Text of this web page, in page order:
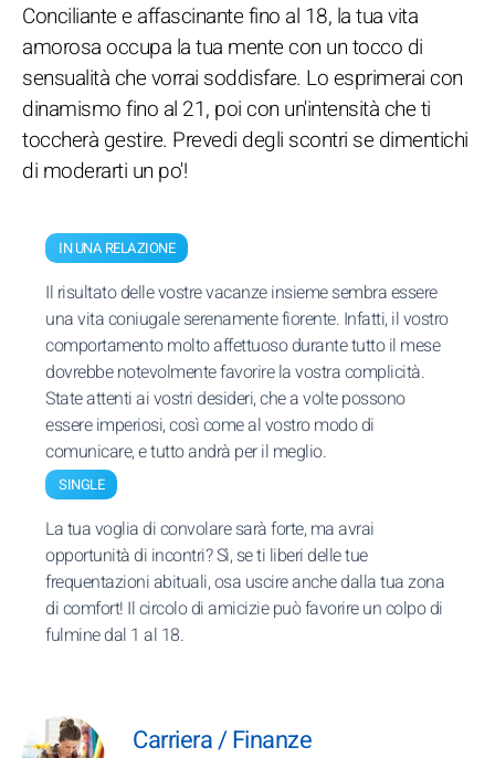
Conciliante e affascinante fino al 18, la tua vita
amorosa occupa la tua mente con un tocco di
sensualità che vorrai soddisfare. Lo esprimerai con
dinamismo fino al 21, poi con un'intensità che ti
toccherà gestire. Prevedi degli scontri se dimentichi
di moderarti un po'!
IN UNA RELAZIONE
Il risultato delle vostre vacanze insieme sembra essere
una vita coniugale serenamente fiorente. Infatti, il vostro
comportamento molto affettuoso durante tutto il mese
dovrebbe notevolmente favorire la vostra complicità.
State attenti ai vostri desideri, che a volte possono
essere imperiosi, così come al vostro modo di
comunicare, e tutto andrà per il meglio.
SINGLE
La tua voglia di convolare sarà forte, ma avrai
opportunità di incontri? Sì, se ti liberi delle tue
frequentazioni abituali, osa uscire anche dalla tua zona
di comfort! Il circolo di amicizie può favorire un colpo di
fulmine dal 1 al 18.
Carriera / Finanze